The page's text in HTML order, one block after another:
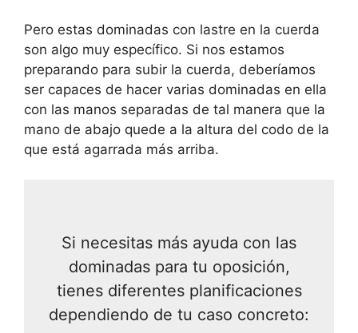
Pero estas dominadas con lastre en la cuerda
son algo muy específico. Si nos estamos
preparando para subir la cuerda, deberíamos
ser capaces de hacer varias dominadas en ella
con las manos separadas de tal manera que la
mano de abajo quede a la altura del codo de la
que está agarrada más arriba.
Si necesitas más ayuda con las
dominadas para tu oposición,
tienes diferentes planificaciones
dependiendo de tu caso concreto: